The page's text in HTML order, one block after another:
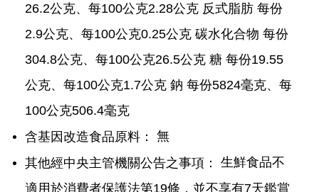
26.2公克、每100公克2.28公克 反式脂肪 每份
2.9公克、每100公克0.25公克 碳水化合物 每份
304.8公克、每100公克26.5公克 糖 每份19.55
公克、每100公克1.7公克 鈉 每份5824毫克、每
100公克506.4毫克
含基因改造食品原料：
無
其他經中央主管機關公告之事項：
生鮮食品不
適用於消費者保護法第19條，並不享有7天鑑賞